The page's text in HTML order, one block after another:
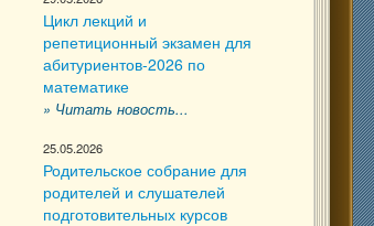
Цикл лекций и
репетиционный экзамен для
абитуриентов-2026 по
математике
» Читать новость...
25.05.2026
Родительское собрание для
родителей и слушателей
подготовительных курсов